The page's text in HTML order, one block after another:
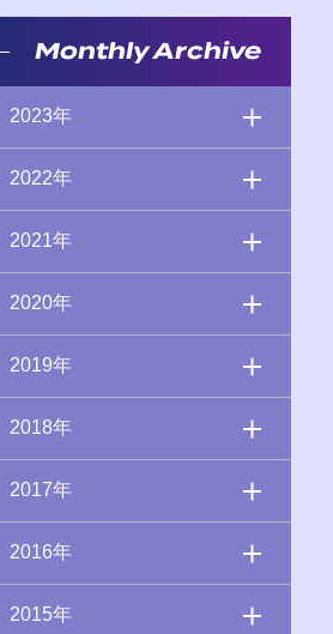
Monthly Archive
2023年
2022年
2021年
2020年
2019年
2018年
2017年
2016年
2015年